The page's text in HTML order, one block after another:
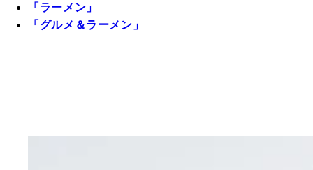
「ラーメン」
「グルメ＆ラーメン」